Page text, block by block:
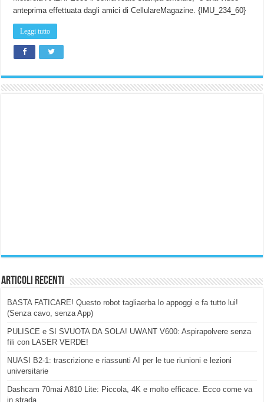
anteprima effettuata dagli amici di CellulareMagazine. {IMU_234_60}
Leggi tutto
Articoli Recenti
BASTA FATICARE! Questo robot tagliaerba lo appoggi e fa tutto lui!
(Senza cavo, senza App)
PULISCE e SI SVUOTA DA SOLA! UWANT V600: Aspirapolvere senza
fili con LASER VERDE!
NUASI B2-1: trascrizione e riassunti AI per le tue riunioni e lezioni
universitarie
Dashcam 70mai A810 Lite: Piccola, 4K e molto efficace. Ecco come va
in strada